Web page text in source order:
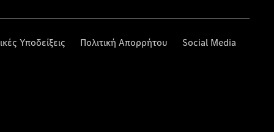
Υποδείξεις Πολιτική Απορρήτου Social Media